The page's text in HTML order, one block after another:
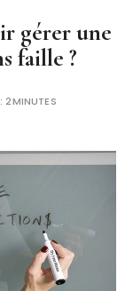
gérer une
faille ?
:2MINUTES